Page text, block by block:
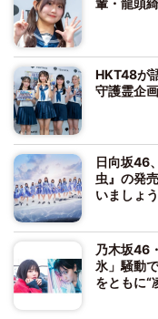
輩・龍頭
HKT48が
守護霊企
日向坂46
虫』の発
いましょ
乃木坂46
氷」騒動
をともに“